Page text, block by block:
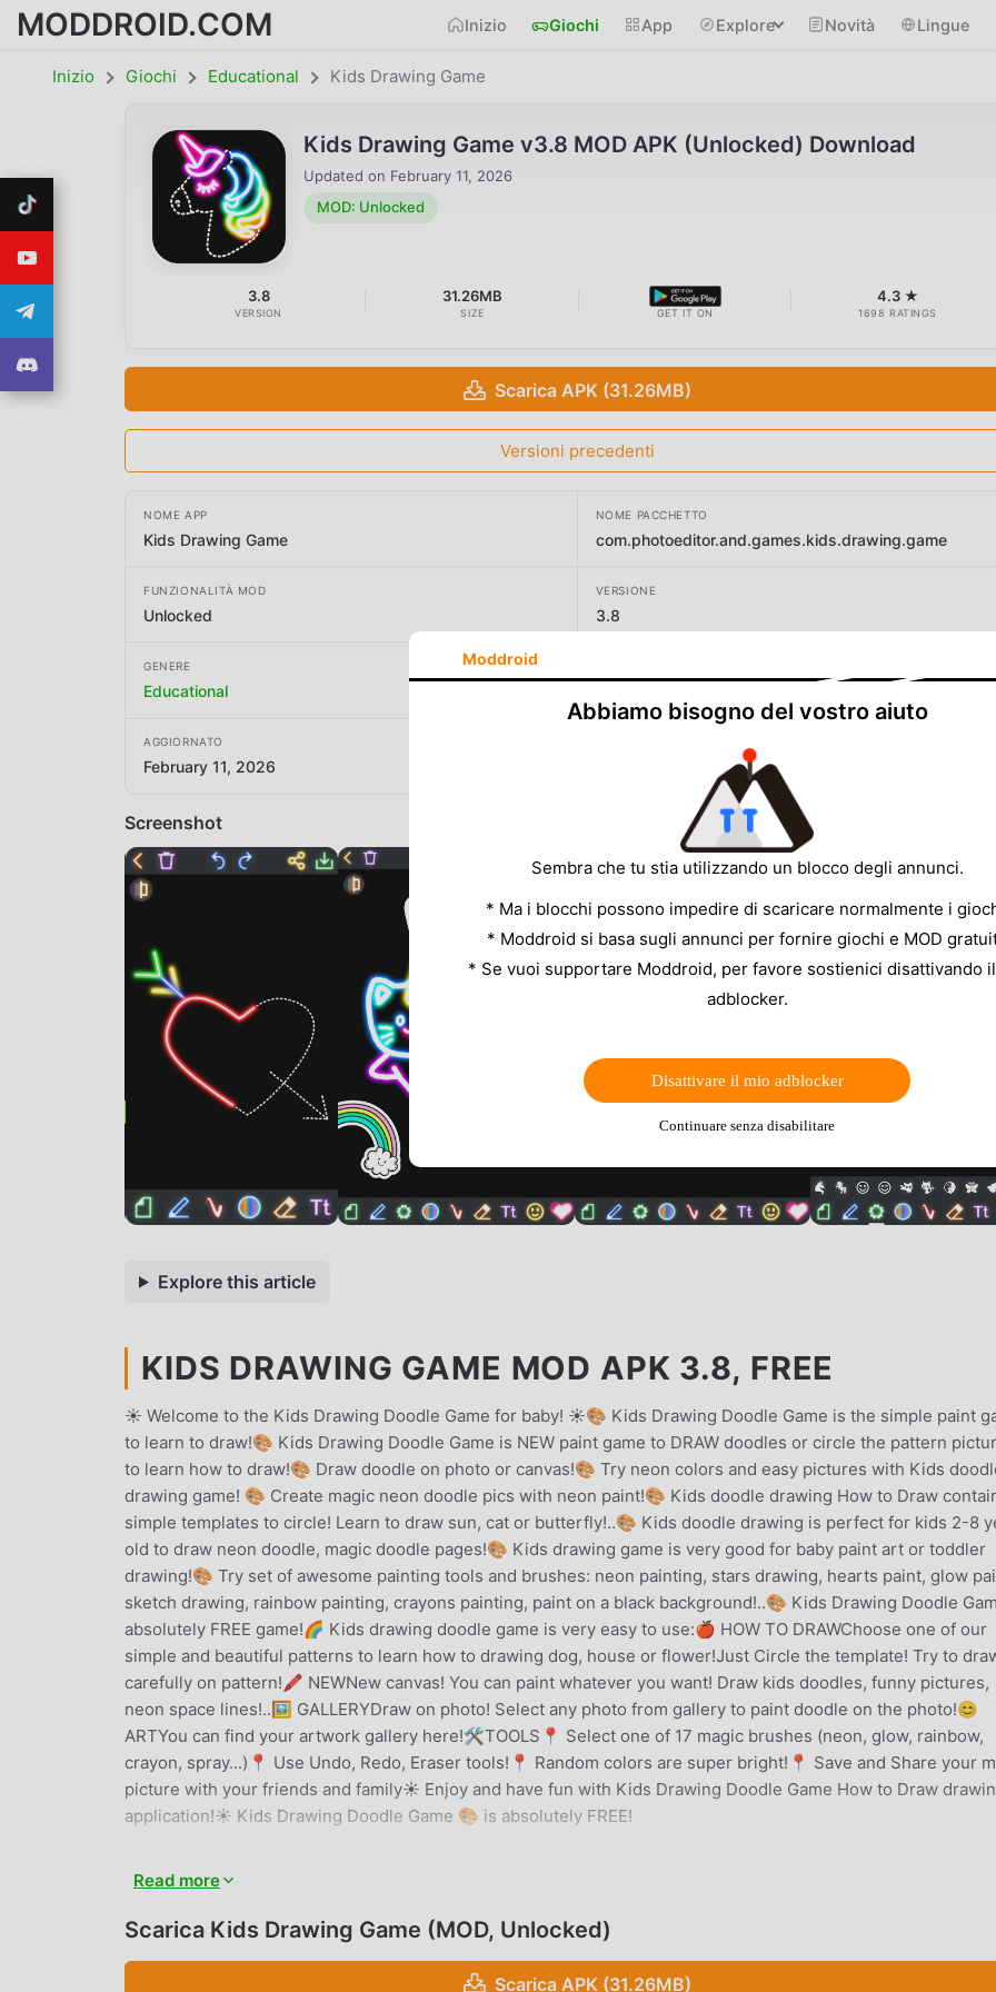
MODDROID.COM Inizio Giochi App Explore Novità Lingue
Inizio Giochi Educational Kids Drawing Game
Kids Drawing Game v3.8 MOD APK (Unlocked) Download
Updated on February 11, 2026
MOD: Unlocked
3.8
VERSION
31.26MB
SIZE GET IT ON
4.3 ★
1698 RATINGS
Scarica APK (31.26MB)
Versioni precedenti
NOME APP
Kids Drawing Game
NOME PACCHETTO
com.photoeditor.and.games.kids.drawing.game
FUNZIONALITÀ MOD
Unlocked
VERSIONE
3.8
GENERE
Educational
AGGIORNATO
February 11, 2026
Screenshot
Explore this article
KIDS DRAWING GAME MOD APK 3.8, FREE
☀️ Welcome to the Kids Drawing Doodle Game for baby! ☀️🎨 Kids Drawing Doodle Game is the simple paint
to learn to draw!🎨 Kids Drawing Doodle Game is NEW paint game to DRAW doodles or circle the pattern
to learn how to draw!🎨 Draw doodle on photo or canvas!🎨 Try neon colors and easy pictures with Kids
drawing game! 🎨 Create magic neon doodle pics with neon paint!🎨 Kids doodle drawing How to Draw
simple templates to circle! Learn to draw sun, cat or butterfly!..🎨 Kids doodle drawing is perfect for kids 2-8
old to draw neon doodle, magic doodle pages!🎨 Kids drawing game is very good for baby paint art or toddler
drawing!🎨 Try set of awesome painting tools and brushes: neon painting, stars drawing, hearts paint, glow
sketch drawing, rainbow painting, crayons painting, paint on a black background!..🎨 Kids Drawing Doodle
absolutely FREE game!🌈 Kids drawing doodle game is very easy to use:🍎 HOW TO DRAWChoose one of our
simple and beautiful patterns to learn how to drawing dog, house or flower!Just Circle the template! Try to
carefully on pattern!🖍 NEWNew canvas! You can paint whatever you want! Draw kids doodles, funny pictures,
neon space lines!..🖼 GALLERYDraw on photo! Select any photo from gallery to paint doodle on the photo!😊
ARTYou can find your artwork gallery here!🛠TOOLS📍 Select one of 17 magic brushes (neon, glow, rainbow,
crayon, spray...)📍 Use Undo, Redo, Eraser tools!📍 Random colors are super bright!📍 Save and Share your
picture with your friends and family☀️ Enjoy and have fun with Kids Drawing Doodle Game How to Draw
application!☀️ Kids Drawing Doodle Game 🎨 is absolutely FREE!
KIDS DRAWING GAME INTRODUZIONE
mondo che amano i giochi educational. Se vuoi scaricare questo gioco, come il più grande sito di download di
giochi gratuiti per mod apk al mondo, moddroid è la tua scelta migliore. moddroid non solo ti fornisce l'ultima
Read more
Scarica Kids Drawing Game (MOD, Unlocked)
Scarica APK (31.26MB)
Moddroid
Abbiamo bisogno del vostro aiuto
Sembra che tu stia utilizzando un blocco degli annunci.
* Ma i blocchi possono impedire di scaricare normalmente i
* Moddroid si basa sugli annunci per fornire giochi e MOD
* Se vuoi supportare Moddroid, per favore sostienici disattivando
adblocker.
Disattivare il mio adblocker
Continuare senza disabilitare